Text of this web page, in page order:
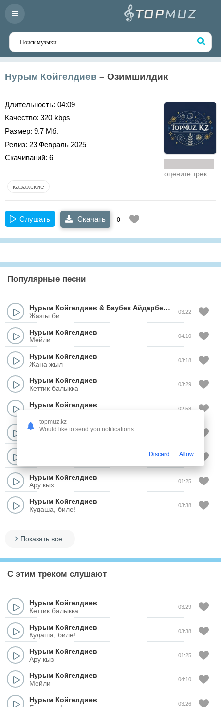
Нурым Койгелдиев – Озимшилдик
Длительность: 04:09
Качество: 320 kbps
Размер: 9.7 Мб.
Релиз: 23 Февраль 2025
Скачиваний: 6
оцените трек
казахские
Слушать Скачать 0
Популярные песни
Нурым Койгелдиев & Баубек Айдарбеков
Жазгы би
03:22
Нурым Койгелдиев
Мейли
04:10
Нурым Койгелдиев
Жана жыл
03:18
Нурым Койгелдиев
Кеттик балыкка
03:29
Нурым Койгелдиев
02:58
Нурым Койгелдиев
03:26
Нурым Койгелдиев
Ару кыз
01:25
Нурым Койгелдиев
Кудаша, биле!
03:38
Показать все
С этим треком слушают
Нурым Койгелдиев
Кеттик балыкка
03:29
Нурым Койгелдиев
Кудаша, биле!
03:38
Нурым Койгелдиев
Ару кыз
01:25
Нурым Койгелдиев
Мейли
04:10
Нурым Койгелдиев
03:26
topmuz.kz
Would like to send you notifications
Discard Allow